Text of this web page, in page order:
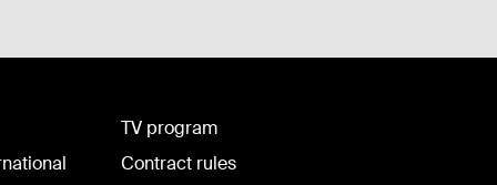
TV program
Contract rules